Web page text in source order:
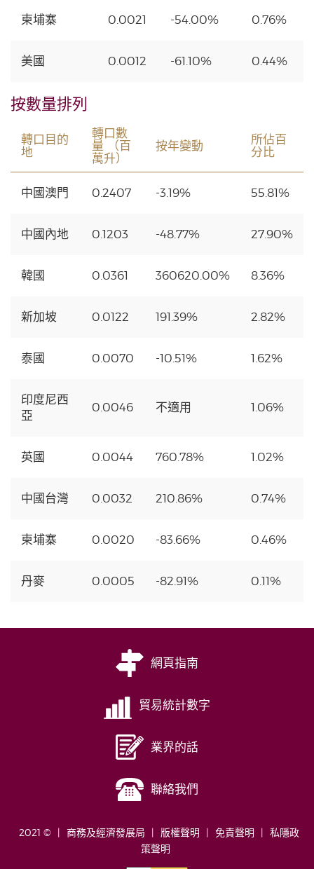
柬埔寨 0.0021 -54.00% 0.76%
美國 0.0012 -61.10% 0.44%
按數量排列
轉口目的
地
轉口數
量 （百
萬升）
按年變動
所佔百
分比
中國澳門 0.2407 -3.19% 55.81%
中國內地 0.1203 -48.77% 27.90%
韓國 0.0361 360620.00% 8.36%
新加坡 0.0122 191.39% 2.82%
泰國 0.0070 -10.51% 1.62%
印度尼西
亞
0.0046 不適用 1.06%
英國 0.0044 760.78% 1.02%
中國台灣 0.0032 210.86% 0.74%
柬埔寨 0.0020 -83.66% 0.46%
丹麥 0.0005 -82.91% 0.11%
網頁指南
貿易統計數字
業界的話
聯絡我們
2021 © 商務及經濟發展局 版權聲明 免責聲明
私隱政
策聲明